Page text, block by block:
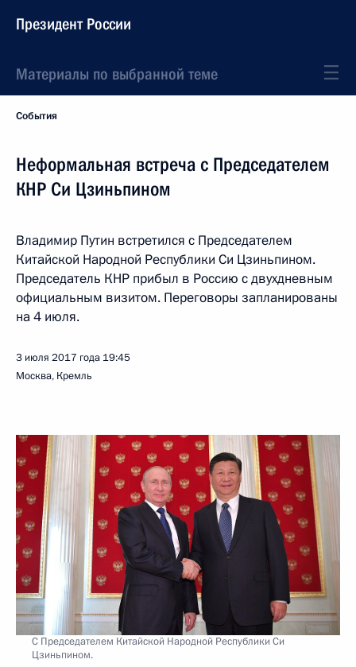
Президент России
Материалы по выбранной теме
События
Неформальная встреча с Председателем
КНР Си Цзиньпином
Владимир Путин встретился с Председателем
Китайской Народной Республики Си Цзиньпином.
Председатель КНР прибыл в Россию с двухдневным
официальным визитом. Переговоры запланированы
на 4 июля.
3 июля 2017 года 19:45
Москва, Кремль
С Председателем Китайской Народной Республики Си
Цзиньпином.